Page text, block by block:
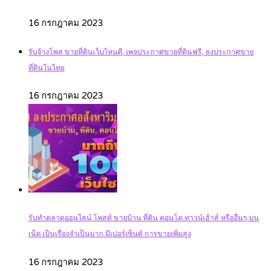
16 กรกฎาคม 2023
รับจ้างโพส ขายที่ดินเว็บไหนดี, เพจประกาศขายที่ดินฟรี, ลงประกาศขาย
ที่ดินในไทย
16 กรกฎาคม 2023
รับทำตลาดออนไลน์ โพสต์ ขายบ้าน ที่ดิน คอนโด ทาวน์เฮ้าส์ หรืออื่นๆ บน
เน็ต เป็นเรื่องจำเป็นมาก มีเปอร์เซ็นต์ การขายเพิ่มสูง
16 กรกฎาคม 2023